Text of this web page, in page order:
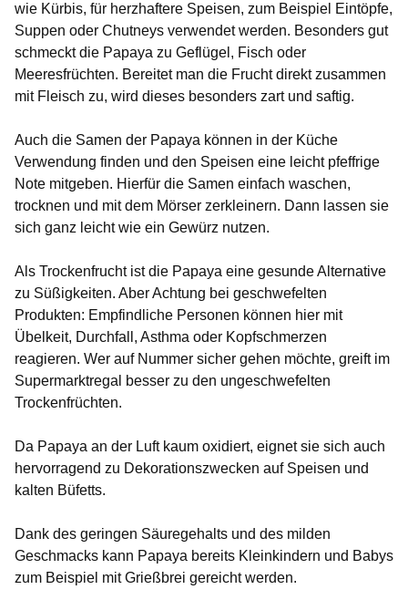
wie Kürbis, für herzhaftere Speisen, zum Beispiel Eintöpfe,
Suppen oder Chutneys verwendet werden. Besonders gut
schmeckt die Papaya zu Geflügel, Fisch oder
Meeresfrüchten. Bereitet man die Frucht direkt zusammen
mit Fleisch zu, wird dieses besonders zart und saftig.
Auch die Samen der Papaya können in der Küche
Verwendung finden und den Speisen eine leicht pfeffrige
Note mitgeben. Hierfür die Samen einfach waschen,
trocknen und mit dem Mörser zerkleinern. Dann lassen sie
sich ganz leicht wie ein Gewürz nutzen.
Als Trockenfrucht ist die Papaya eine gesunde Alternative
zu Süßigkeiten. Aber Achtung bei geschwefelten
Produkten: Empfindliche Personen können hier mit
Übelkeit, Durchfall, Asthma oder Kopfschmerzen
reagieren. Wer auf Nummer sicher gehen möchte, greift im
Supermarktregal besser zu den ungeschwefelten
Trockenfrüchten.
Da Papaya an der Luft kaum oxidiert, eignet sie sich auch
hervorragend zu Dekorationszwecken auf Speisen und
kalten Büfetts.
Dank des geringen Säuregehalts und des milden
Geschmacks kann Papaya bereits Kleinkindern und Babys
zum Beispiel mit Grießbrei gereicht werden.